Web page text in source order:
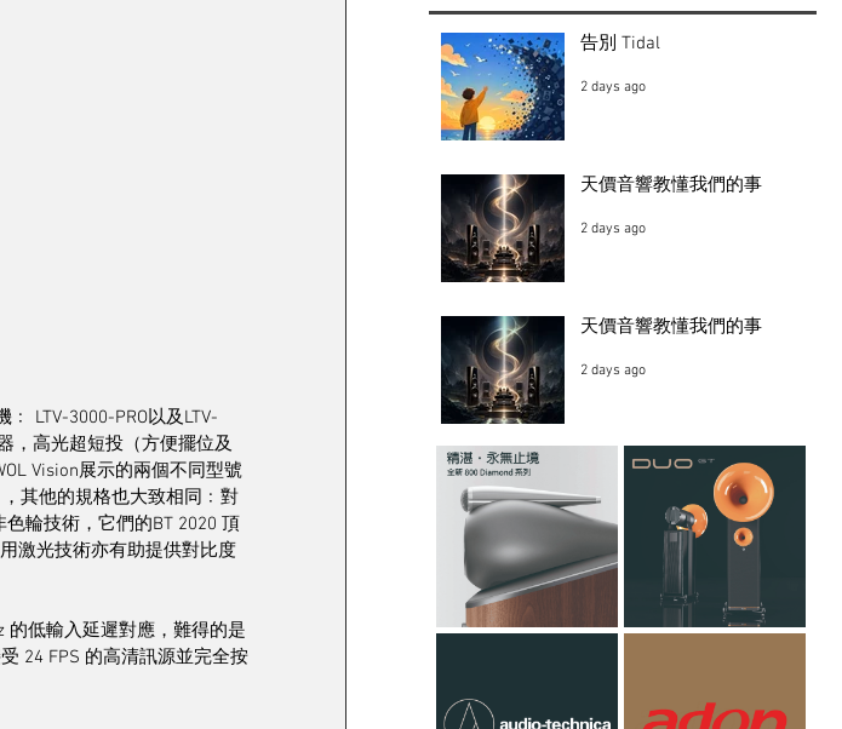
LTV-3000-PRO以及LTV-
，高光超短投（方便擺位及
Vision展示的兩個不同型號
其他的規格也大致相同﹕對
色輪技術，它們的BT 2020 頂
激光技術亦有助提供對比度
的低輸入延遲對應，難得的是
24 FPS 的高清訊源並完全按
告別 Tidal
2 days ago
天價音響教懂我們的事
2 days ago
天價音響教懂我們的事
2 days ago